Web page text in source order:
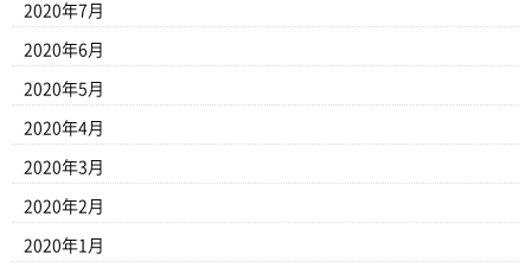
2020年7月
2020年6月
2020年5月
2020年4月
2020年3月
2020年2月
2020年1月